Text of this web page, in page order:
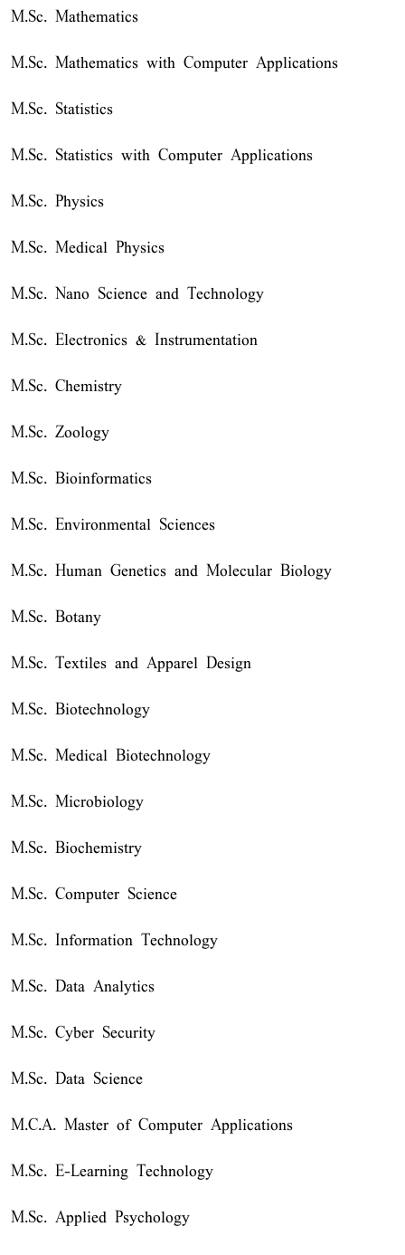
M.Sc. Mathematics
M.Sc. Mathematics with Computer Applications
M.Sc. Statistics
M.Sc. Statistics with Computer Applications
M.Sc. Physics
M.Sc. Medical Physics
M.Sc. Nano Science and Technology
M.Sc. Electronics & Instrumentation
M.Sc. Chemistry
M.Sc. Zoology
M.Sc. Bioinformatics
M.Sc. Environmental Sciences
M.Sc. Human Genetics and Molecular Biology
M.Sc. Botany
M.Sc. Textiles and Apparel Design
M.Sc. Biotechnology
M.Sc. Medical Biotechnology
M.Sc. Microbiology
M.Sc. Biochemistry
M.Sc. Computer Science
M.Sc. Information Technology
M.Sc. Data Analytics
M.Sc. Cyber Security
M.Sc. Data Science
M.C.A. Master of Computer Applications
M.Sc. E-Learning Technology
M.Sc. Applied Psychology